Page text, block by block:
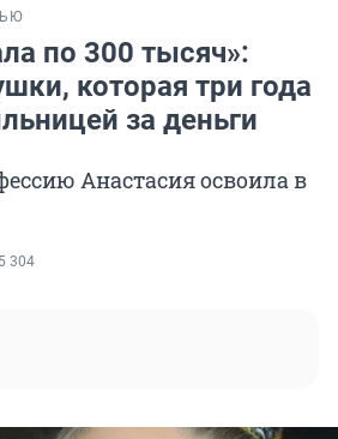
по 300 тысяч»:
которая три года
за деньги
Анастасия освоила в
5 304